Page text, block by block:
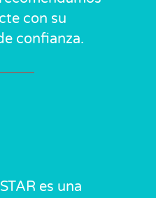
con su
confianza.
es una